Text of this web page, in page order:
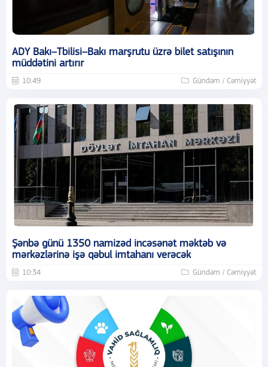
ADY Bakı–Tbilisi–Bakı marşrutu üzrə bilet satışının
müddətini artırır
10:49 Gündəm / Cəmiyyət
Şənbə günü 1350 namizəd incəsənət məktəb və
mərkəzlərinə işə qəbul imtahanı verəcək
10:34 Gündəm / Cəmiyyət